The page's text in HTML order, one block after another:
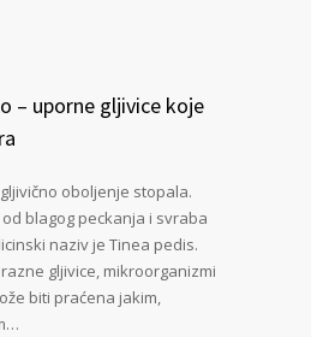
– uporne gljivice koje
oboljenje stopala.
blagog peckanja i svraba
naziv je Tinea pedis.
gljivice, mikroorganizmi
biti praćena jakim,